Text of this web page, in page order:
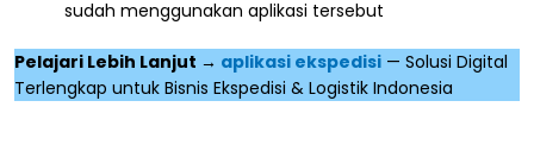
sudah menggunakan aplikasi tersebut
Pelajari Lebih Lanjut → aplikasi ekspedisi — Solusi Digital
Terlengkap untuk Bisnis Ekspedisi & Logistik Indonesia